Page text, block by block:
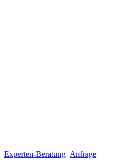
Experten-Beratung Anfrage